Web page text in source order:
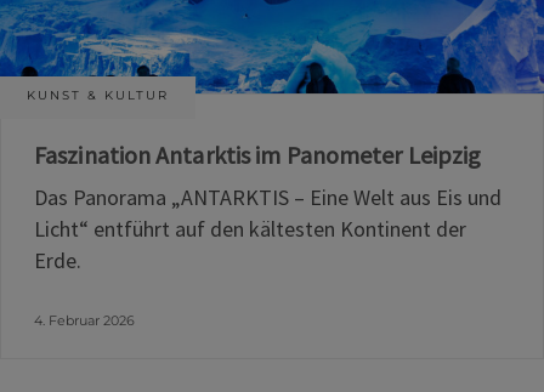
KUNST & KULTUR
Faszination Antarktis im Panometer Leipzig
Das Panorama „ANTARKTIS – Eine Welt aus Eis und
Licht“ entführt auf den kältesten Kontinent der
Erde.
4. Februar 2026